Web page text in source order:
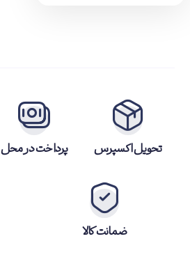
تحویل اکسپرس پرداخت در محل
ضمانت کالا